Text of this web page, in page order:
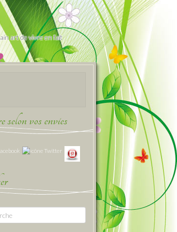
art de vivre en fait
vos envies